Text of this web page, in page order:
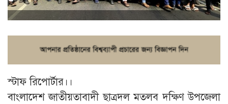
স্টাফ রিপোর্টার।।
বাংলাদেশ জাতীয়তাবাদী ছাত্রদল মতলব দক্ষিণ উপজেলা